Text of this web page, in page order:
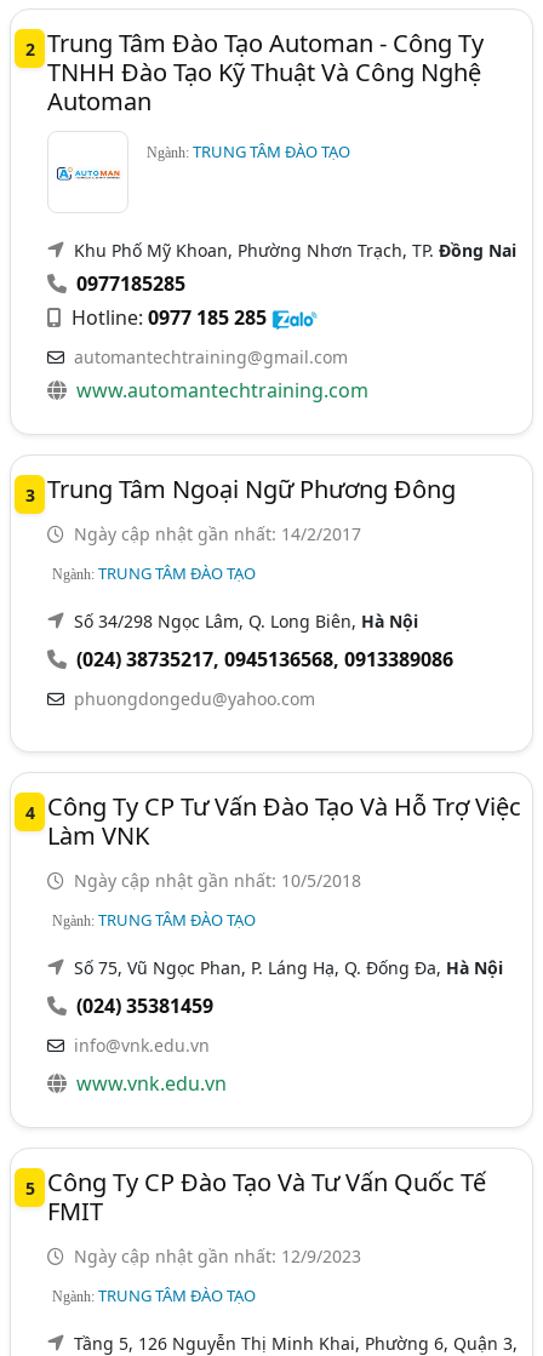
2 Trung Tâm Đào Tạo Automan - Công Ty
TNHH Đào Tạo Kỹ Thuật Và Công Nghệ
Automan
Ngành:TRUNG TÂM ĐÀO TẠO
Khu Phố Mỹ Khoan, Phường Nhơn Trạch, TP.Đồng Nai
0977185285
Hotline:0977 185 285
automantechtraining@gmail.com
www.automantechtraining.com
3 Trung Tâm Ngoại Ngữ Phương Đông
Ngày cập nhật gần nhất: 14/2/2017
Ngành:TRUNG TÂM ĐÀO TẠO
Số 34/298 Ngọc Lâm, Q. Long Biên, Hà Nội
(024) 38735217,0945136568,0913389086
phuongdongedu@yahoo.com
4
Công Ty CP Tư Vấn Đào Tạo Và Hỗ Trợ Việc
Làm VNK
Ngày cập nhật gần nhất: 10/5/2018
Ngành:TRUNG TÂM ĐÀO TẠO
Số 75, Vũ Ngọc Phan, P. Láng Hạ, Q. Đống Đa, Hà Nội
(024) 35381459
info@vnk.edu.vn
www.vnk.edu.vn
5
Công Ty CP Đào Tạo Và Tư Vấn Quốc Tế
FMIT
Ngày cập nhật gần nhất: 12/9/2023
Ngành:TRUNG TÂM ĐÀO TẠO
Tầng 5, 126 Nguyễn Thị Minh Khai, Phường 6, Quận 3,